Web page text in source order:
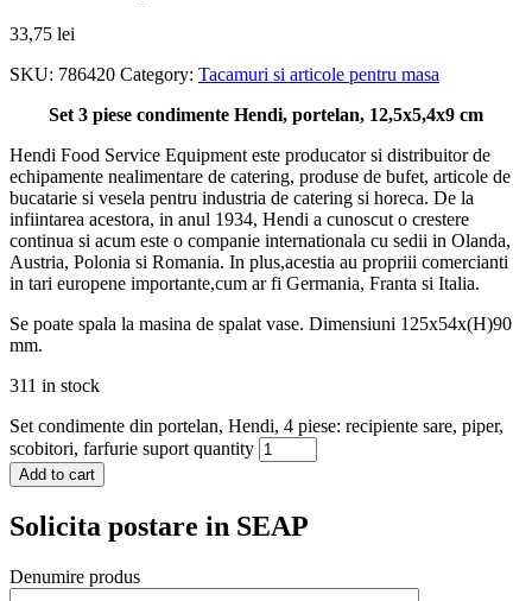
33,75 lei
SKU: 786420 Category: Tacamuri si articole pentru masa
Set 3 piese condimente Hendi, portelan, 12,5x5,4x9 cm
Hendi Food Service Equipment este producator si distribuitor de
echipamente nealimentare de catering, produse de bufet, articole de
bucatarie si vesela pentru industria de catering si horeca. De la
infiintarea acestora, in anul 1934, Hendi a cunoscut o crestere
continua si acum este o companie internationala cu sedii in Olanda,
Austria, Polonia si Romania. In plus,acestia au propriii comercianti
in tari europene importante,cum ar fi Germania, Franta si Italia.
Se poate spala la masina de spalat vase. Dimensiuni 125x54x(H)90
mm.
311 in stock
Set condimente din portelan, Hendi, 4 piese: recipiente sare, piper,
scobitori, farfurie suport quantity
Add to cart
Solicita postare in SEAP
Denumire produs